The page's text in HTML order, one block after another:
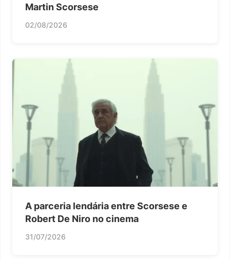
Martin Scorsese
02/08/2026
A parceria lendária entre Scorsese e
Robert De Niro no cinema
31/07/2026